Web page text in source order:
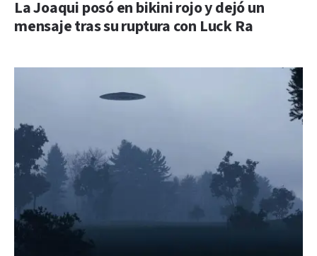
La Joaqui posó en bikini rojo y dejó un
mensaje tras su ruptura con Luck Ra